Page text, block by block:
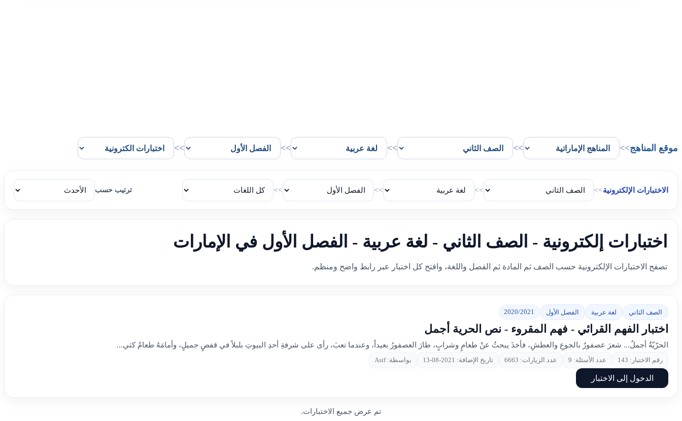
موقع المناهج>>
>>
>>
>>
>>
الاختبارات الإلكترونية>>
>>
>>
>> ترتيب حسب
اختبارات إلكترونية - الصف الثاني - لغة عربية - الفصل الأول في الإمارات
تصفح الاختبارات الإلكترونية حسب الصف ثم المادة ثم الفصل واللغة، وافتح كل اختبار عبر رابط واضح ومنظم.
الصف الثاني لغة عربية الفصل الأول 2020/2021
اختبار الفهم القرائي - فهم المقروء - نص الحرية أجمل
الحرّيّةُ أجملُ... شعرَ عصفورٌ بالجوعِ والعطشِ، فأخذَ يبحثُ عنْ طعامٍ وشرابٍ، طارَ العصفورُ بعيداً، وعندما تعبَ، رأى على شرفةِ أحدِ البيوتِ بلبلاً في قفصٍ جميلٍ، وأمامَهُ طعامٌ كثي...
رقم الاختبار: 143 عدد الأسئلة: 9 عدد الزيارات: 6663 تاريخ الإضافة: 2021-08-13 بواسطة: Asif
الدخول إلى الاختبار
تم عرض جميع الاختبارات.